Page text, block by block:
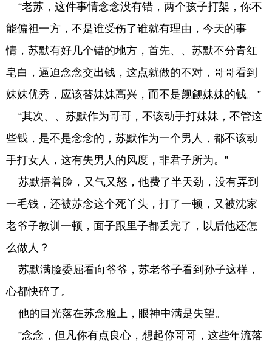
“老苏，这件事情念念没有错，两个孩子打架，你不
能偏袒一方，不是谁受伤了谁就有理由，今天的事
情，苏默有好几个错的地方，首先、、苏默不分青红
皂白，逼迫念念交出钱，这点就做的不对，哥哥看到
妹妹优秀，应该替妹妹高兴，而不是觊觎妹妹的钱。”
“其次、、苏默作为哥哥，不该动手打妹妹，不管这
些钱，是不是念念的，苏默作为一个男人，都不该动
手打女人，这有失男人的风度，非君子所为。”
苏默捂着脸，又气又怒，他费了半天劲，没有弄到
一毛钱，还被苏念这个死丫头，打了一顿，又被沈家
老爷子教训一顿，面子跟里子都丢完了，以后他还怎
么做人？
苏默满脸委屈看向爷爷，苏老爷子看到孙子这样，
心都快碎了。
他的目光落在苏念脸上，眼神中满是失望。
”念念，但凡你有点良心，想起你哥哥，这些年流落